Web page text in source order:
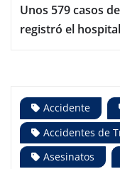
Unos 579 casos
registró el
Accidente
Accidentes de
Asesinatos